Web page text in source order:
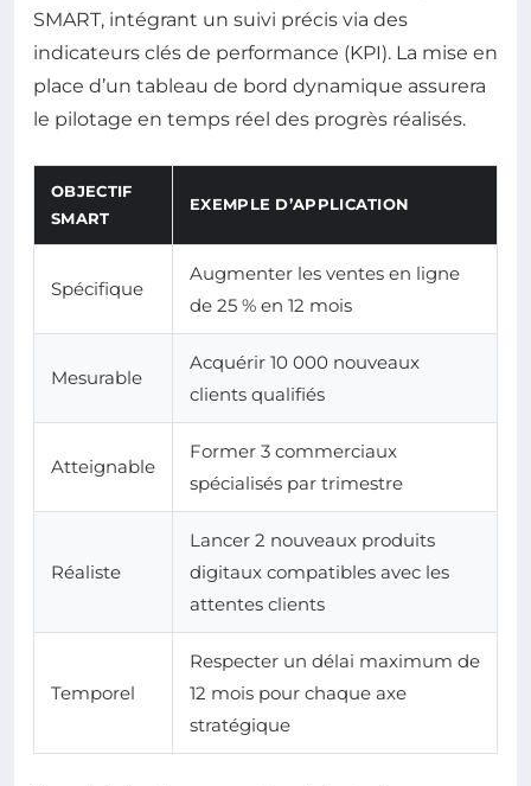
SMART, intégrant un suivi précis via des
indicateurs clés de performance (KPI). La mise en
place d’un tableau de bord dynamique assurera
le pilotage en temps réel des progrès réalisés.
OBJECTIF
SMART
EXEMPLE D’APPLICATION
Spécifique
Augmenter les ventes en ligne
de 25 % en 12 mois
Mesurable
Acquérir 10 000 nouveaux
clients qualifiés
Atteignable
Former 3 commerciaux
spécialisés par trimestre
Réaliste
Lancer 2 nouveaux produits
digitaux compatibles avec les
attentes clients
Temporel
Respecter un délai maximum de
12 mois pour chaque axe
stratégique